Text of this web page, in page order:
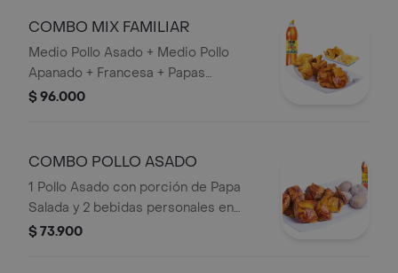
COMBO MIX FAMILIAR
Medio Pollo Asado + Medio Pollo
Apanado + Francesa + Papas
Artesanales + Bebida 1,5 lts.
$ 96.000
COMBO POLLO ASADO
1 Pollo Asado con porción de Papa
Salada y 2 bebidas personales en
Botella.
$ 73.900